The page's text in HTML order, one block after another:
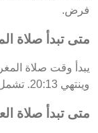
فرض.
متى تبدأ صلاة
وينتهي 20:13. تشمل 7 ركعات: 3 فرض، 2 سنة و2 نفل.
متى تبدأ صلاة